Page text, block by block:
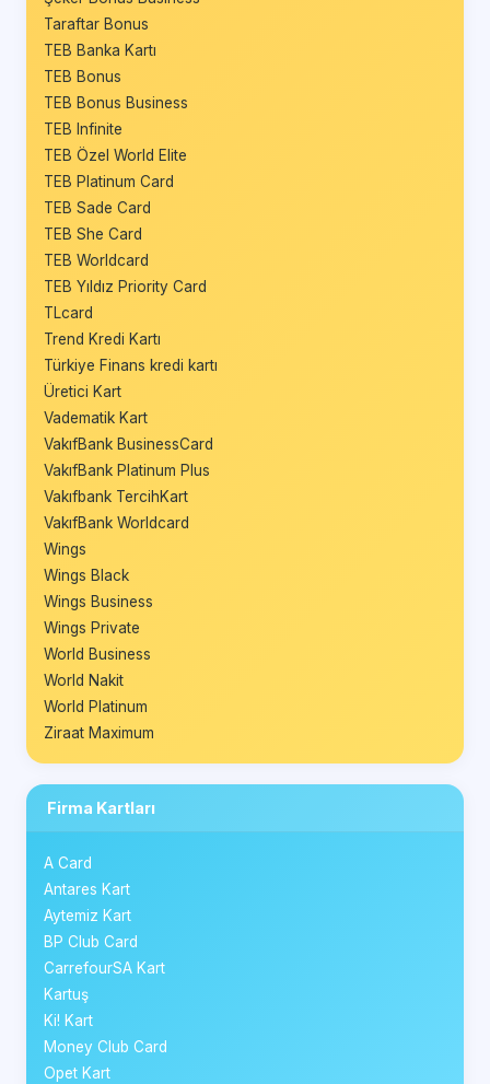
Taraftar Bonus
TEB Banka Kartı
TEB Bonus
TEB Bonus Business
TEB Infinite
TEB Özel World Elite
TEB Platinum Card
TEB Sade Card
TEB She Card
TEB Worldcard
TEB Yıldız Priority Card
TLcard
Trend Kredi Kartı
Türkiye Finans kredi kartı
Üretici Kart
Vadematik Kart
VakıfBank BusinessCard
VakıfBank Platinum Plus
Vakıfbank TercihKart
VakıfBank Worldcard
Wings
Wings Black
Wings Business
Wings Private
World Business
World Nakit
World Platinum
Ziraat Maximum
Firma Kartları
A Card
Antares Kart
Aytemiz Kart
BP Club Card
CarrefourSA Kart
Kartuş
Ki! Kart
Money Club Card
Opet Kart